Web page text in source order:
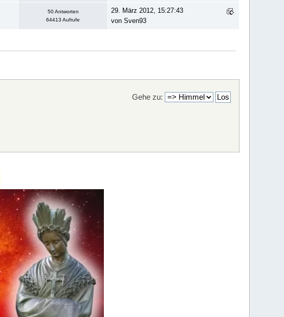
50 Antworten
64413 Aufrufe
29. März 2012, 15:27:43
von Sven93
Gehe zu: